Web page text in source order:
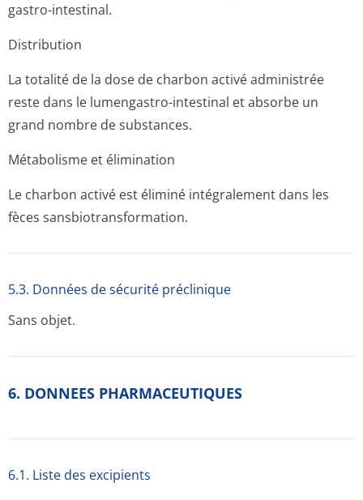
gastro-intestinal.
Distribution
La totalité de la dose de charbon activé administrée
reste dans le lumengastro-intestinal et absorbe un
grand nombre de substances.
Métabolisme et élimination
Le charbon activé est éliminé intégralement dans les
fèces sansbiotransfor­mation.
5.3. Données de sécurité préclinique
Sans objet.
6. DONNEES PHARMACEUTIQUES
6.1. Liste des excipients